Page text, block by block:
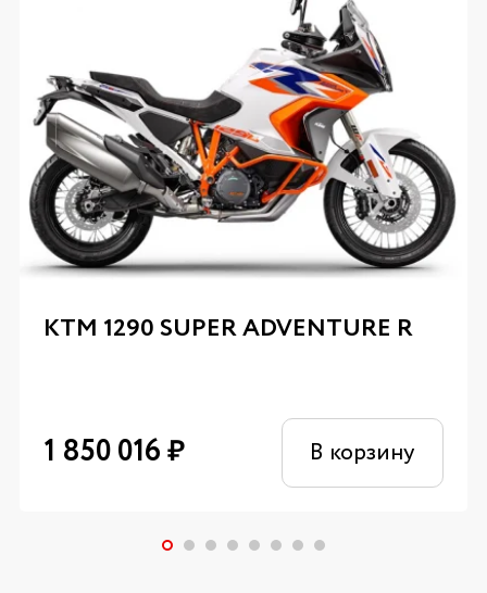
KTM 1290 SUPER ADVENTURE R
1 850 016₽ В корзину